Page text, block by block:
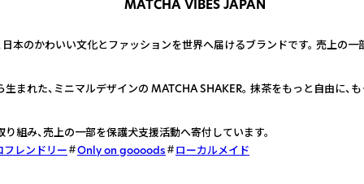
MATCHA VIBES JAPAN
本のかわいい文化とファッションを世界へ届けるブランドです。 売上の一
まれた、ミニマルデザインの MATCHA SHAKER。 抹茶をもっと自由に、
組み、売上の一部を保護犬支援活動へ寄付しています。
フレンドリー
Only on goooods ローカルメイド